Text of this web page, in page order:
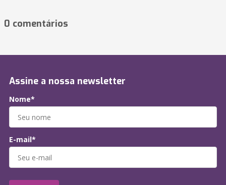
0 comentários
Assine a nossa newsletter
Nome*
E-mail*